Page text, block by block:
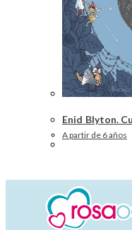
Enid Blyton.
A partir de 6 años